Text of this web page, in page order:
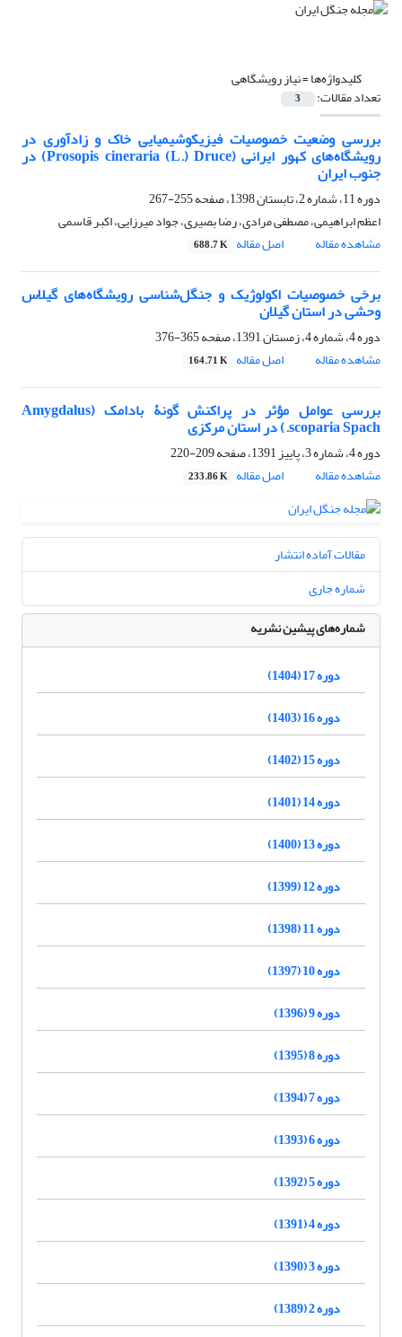
کلیدواژه‌ها =نیاز رویشگاهی
تعداد مقالات: 3
بررسی وضعیت خصوصیات فیزیکو‌شیمیایی خاک و زادآوری در
رویشگاه‌های کهور ایرانی (Prosopis cineraria (L.) Druce) در
جنوب ایران
دوره 11، شماره 2، تابستان 1398، صفحه
255-267
اعظم ابراهیمی، مصطفی مرادی، رضا بصیری، جواد میرزایی، اکبر قاسمی
مشاهده مقاله
اصل مقاله 688.7 K
برخی خصوصیات اکولوژیک و جنگل‌شناسی رویشگاه‌های گیلاس
وحشی در استان گیلان
دوره 4، شماره 4، زمستان 1391، صفحه
365-376
مشاهده مقاله
اصل مقاله 164.71 K
بررسی عوامل مؤثر در پراکنش گونۀ بادامک (Amygdalus
scoparia Spach.) در استان مرکزی
دوره 4، شماره 3، پاییز 1391، صفحه
209-220
مشاهده مقاله
اصل مقاله 233.86 K
مقالات آماده انتشار
شماره جاری
شماره‌های پیشین نشریه
دوره 17 (1404)
دوره 16 (1403)
دوره 15 (1402)
دوره 14 (1401)
دوره 13 (1400)
دوره 12 (1399)
دوره 11 (1398)
دوره 10 (1397)
دوره 9 (1396)
دوره 8 (1395)
دوره 7 (1394)
دوره 6 (1393)
دوره 5 (1392)
دوره 4 (1391)
دوره 3 (1390)
دوره 2 (1389)